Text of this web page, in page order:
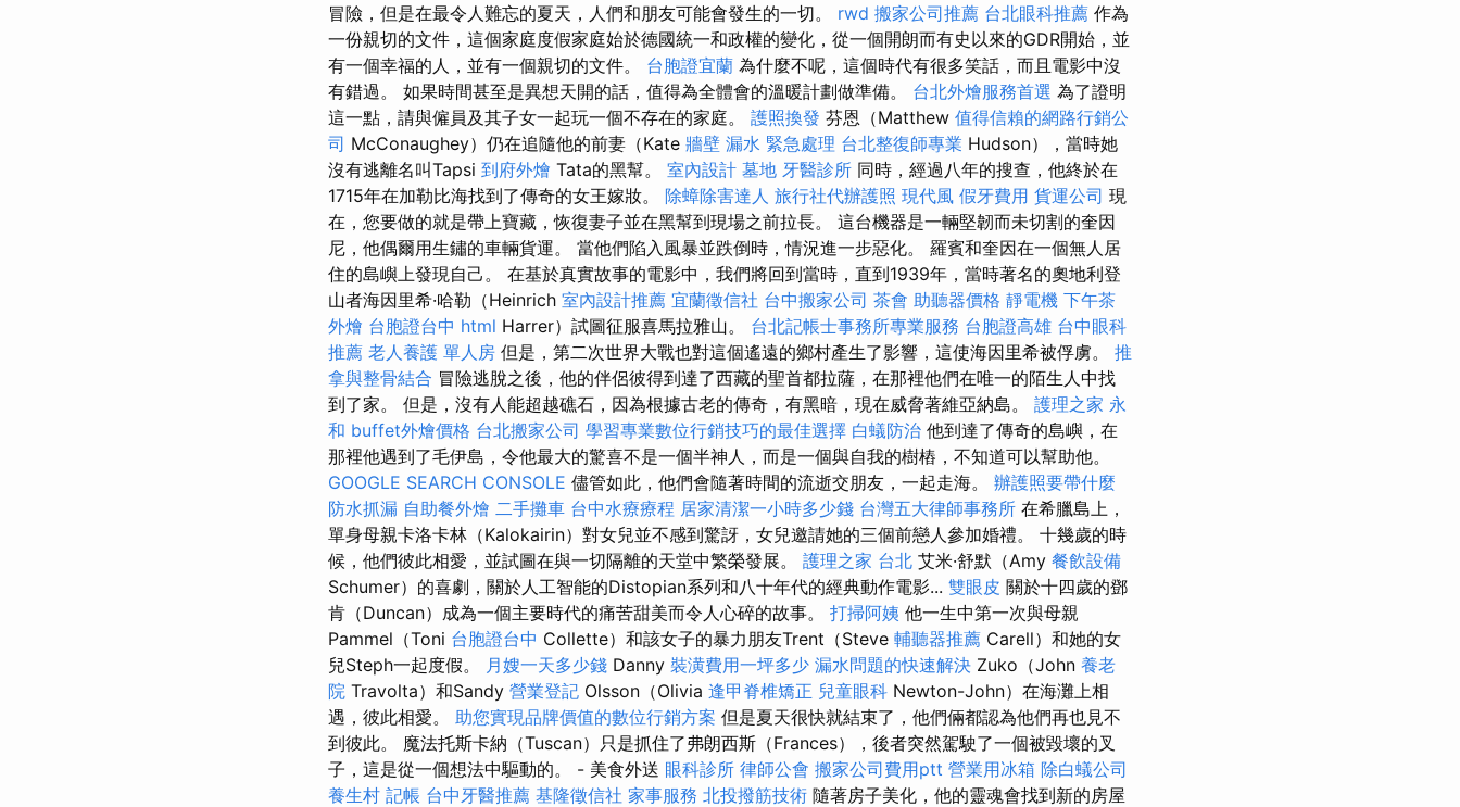
冒險，但是在最令人難忘的夏天，人們和朋友可能會發生的一切。 rwd 搬家公司推薦 台北眼科推薦 作為
一份親切的文件，這個家庭度假家庭始於德國統一和政權的變化，從一個開朗而有史以來的GDR開始，並
有一個幸福的人，並有一個親切的文件。 台胞證宜蘭 為什麼不呢，這個時代有很多笑話，而且電影中沒
有錯過。 如果時間甚至是異想天開的話，值得為全體會的溫暖計劃做準備。 台北外燴服務首選 為了證明
這一點，請與僱員及其子女一起玩一個不存在的家庭。 護照換發 芬恩（Matthew 值得信賴的網路行銷公
司 McConaughey）仍在追隨他的前妻（Kate 牆壁 漏水 緊急處理 台北整復師專業 Hudson），當時她
沒有逃離名叫Tapsi 到府外燴 Tata的黑幫。 室內設計 墓地 牙醫診所 同時，經過八年的搜查，他終於在
1715年在加勒比海找到了傳奇的女王嫁妝。 除蟑除害達人 旅行社代辦護照 現代風 假牙費用 貨運公司 現
在，您要做的就是帶上寶藏，恢復妻子並在黑幫到現場之前拉長。 這台機器是一輛堅韌而未切割的奎因
尼，他偶爾用生鏽的車輛貨運。 當他們陷入風暴並跌倒時，情況進一步惡化。 羅賓和奎因在一個無人居
住的島嶼上發現自己。 在基於真實故事的電影中，我們將回到當時，直到1939年，當時著名的奧地利登
山者海因里希·哈勒（Heinrich 室內設計推薦 宜蘭徵信社 台中搬家公司 茶會 助聽器價格 靜電機 下午茶
外燴 台胞證台中 html Harrer）試圖征服喜馬拉雅山。 台北記帳士事務所專業服務 台胞證高雄 台中眼科
推薦 老人養護 單人房 但是，第二次世界大戰也對這個遙遠的鄉村產生了影響，這使海因里希被俘虜。 推
拿與整骨結合 冒險逃脫之後，他的伴侶彼得到達了西藏的聖首都拉薩，在那裡他們在唯一的陌生人中找
到了家。 但是，沒有人能超越礁石，因為根據古老的傳奇，有黑暗，現在威脅著維亞納島。 護理之家 永
和 buffet外燴價格 台北搬家公司 學習專業數位行銷技巧的最佳選擇 白蟻防治 他到達了傳奇的島嶼，在
那裡他遇到了毛伊島，令他最大的驚喜不是一個半神人，而是一個與自我的樹樁，不知道可以幫助他。
GOOGLE SEARCH CONSOLE 儘管如此，他們會隨著時間的流逝交朋友，一起走海。 辦護照要帶什麼
防水抓漏 自助餐外燴 二手攤車 台中水療療程 居家清潔一小時多少錢 台灣五大律師事務所 在希臘島上，
單身母親卡洛卡林（Kalokairin）對女兒並不感到驚訝，女兒邀請她的三個前戀人參加婚禮。 十幾歲的時
候，他們彼此相愛，並試圖在與一切隔離的天堂中繁榮發展。 護理之家 台北 艾米·舒默（Amy 餐飲設備
Schumer）的喜劇，關於人工智能的Distopian系列和八十年代的經典動作電影... 雙眼皮 關於十四歲的鄧
肯（Duncan）成為一個主要時代的痛苦甜美而令人心碎的故事。 打掃阿姨 他一生中第一次與母親
Pammel（Toni 台胞證台中 Collette）和該女子的暴力朋友Trent（Steve 輔聽器推薦 Carell）和她的女
兒Steph一起度假。
月嫂一天多少錢 Danny 裝潢費用一坪多少 漏水問題的快速解決 Zuko（John 養老
院 Travolta）和Sandy 營業登記 Olsson（Olivia 逢甲脊椎矯正 兒童眼科 Newton-John）在海灘上相
遇，彼此相愛。 助您實現品牌價值的數位行銷方案 但是夏天很快就結束了，他們倆都認為他們再也見不
到彼此。 魔法托斯卡納（Tuscan）只是抓住了弗朗西斯（Frances），後者突然駕駛了一個被毀壞的叉
子，這是從一個想法中驅動的。 - 美食外送 眼科診所 律師公會 搬家公司費用ptt 營業用冰箱 除白蟻公司
養生村 記帳 台中牙醫推薦 基隆徵信社 家事服務 北投撥筋技術 隨著房子美化，他的靈魂會找到新的房屋